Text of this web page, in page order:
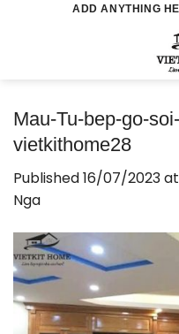
ADD ANYTHING
Mau-Tu-bep-go-
vietkithome28
Published16/07/2023at
Nga